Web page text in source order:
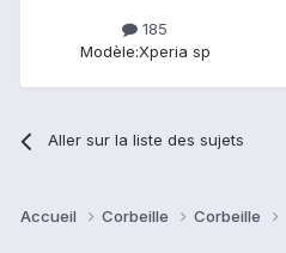
185
Modèle:Xperia sp
Aller sur la liste des sujets
Accueil Corbeille Corbeille